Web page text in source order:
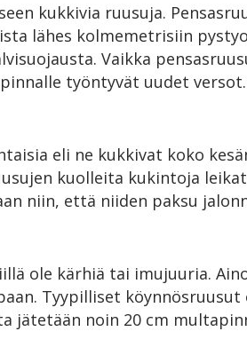
kukkivia ruusuja.
lähes kolmemetrisiin
Vaikka
työntyvät uudet
eli ne kukkivat koko
kuolleita kukintoja
niin, että niiden paksu
ole kärhiä tai imujuuria.
Tyypilliset
jätetään noin 20 cm